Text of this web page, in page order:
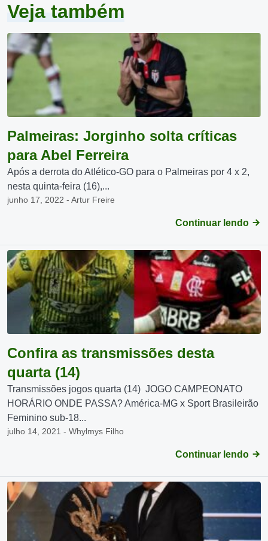
Veja também
Palmeiras: Jorginho solta críticas
para Abel Ferreira
Após a derrota do Atlético-GO para o Palmeiras por 4 x 2,
nesta quinta-feira (16),...
junho 17, 2022 - Artur Freire
Continuar lendo
Confira as transmissões desta
quarta (14)
Transmissões jogos quarta (14) JOGO CAMPEONATO
HORÁRIO ONDE PASSA? América-MG x Sport Brasileirão
Feminino sub-18...
julho 14, 2021 - Whylmys Filho
Continuar lendo